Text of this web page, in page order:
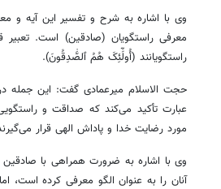
وی با اشاره به شرح و تفسیر این آیه و
معرفیراستگویان (صادقین) است. تعبیر
راستگویانند (أُولَٰٓئِکَ هُمُٱلصَّٰدِقُونَ).
عبارت تأکید می‌کند که صداقت و
مورد رضایت خدا و پاداش الهی قرار
وی با اشاره به ضرورت همراهی با